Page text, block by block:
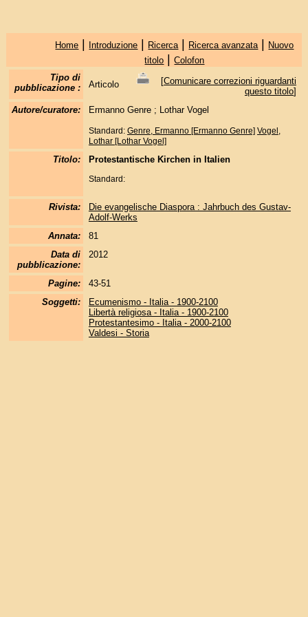
Home | Introduzione | Ricerca | Ricerca avanzata | Nuovo
titolo |Colofon
Tipo di
pubblicazione :
Articolo [Comunicare correzioni riguardanti
questo titolo]
Autore/curatore:
Ermanno Genre ; Lothar Vogel
Standard: Genre, Ermanno [Ermanno Genre] Vogel,
Lothar [Lothar Vogel]
Titolo: Protestantische Kirchen in Italien
Standard:
Rivista:
Die evangelische Diaspora : Jahrbuch des Gustav-
Adolf-Werks
Annata:
81
Data di
pubblicazione:
2012
Pagine:
43-51
Soggetti:
Ecumenismo - Italia - 1900-2100
Libertà religiosa - Italia - 1900-2100
Protestantesimo - Italia - 2000-2100
Valdesi - Storia